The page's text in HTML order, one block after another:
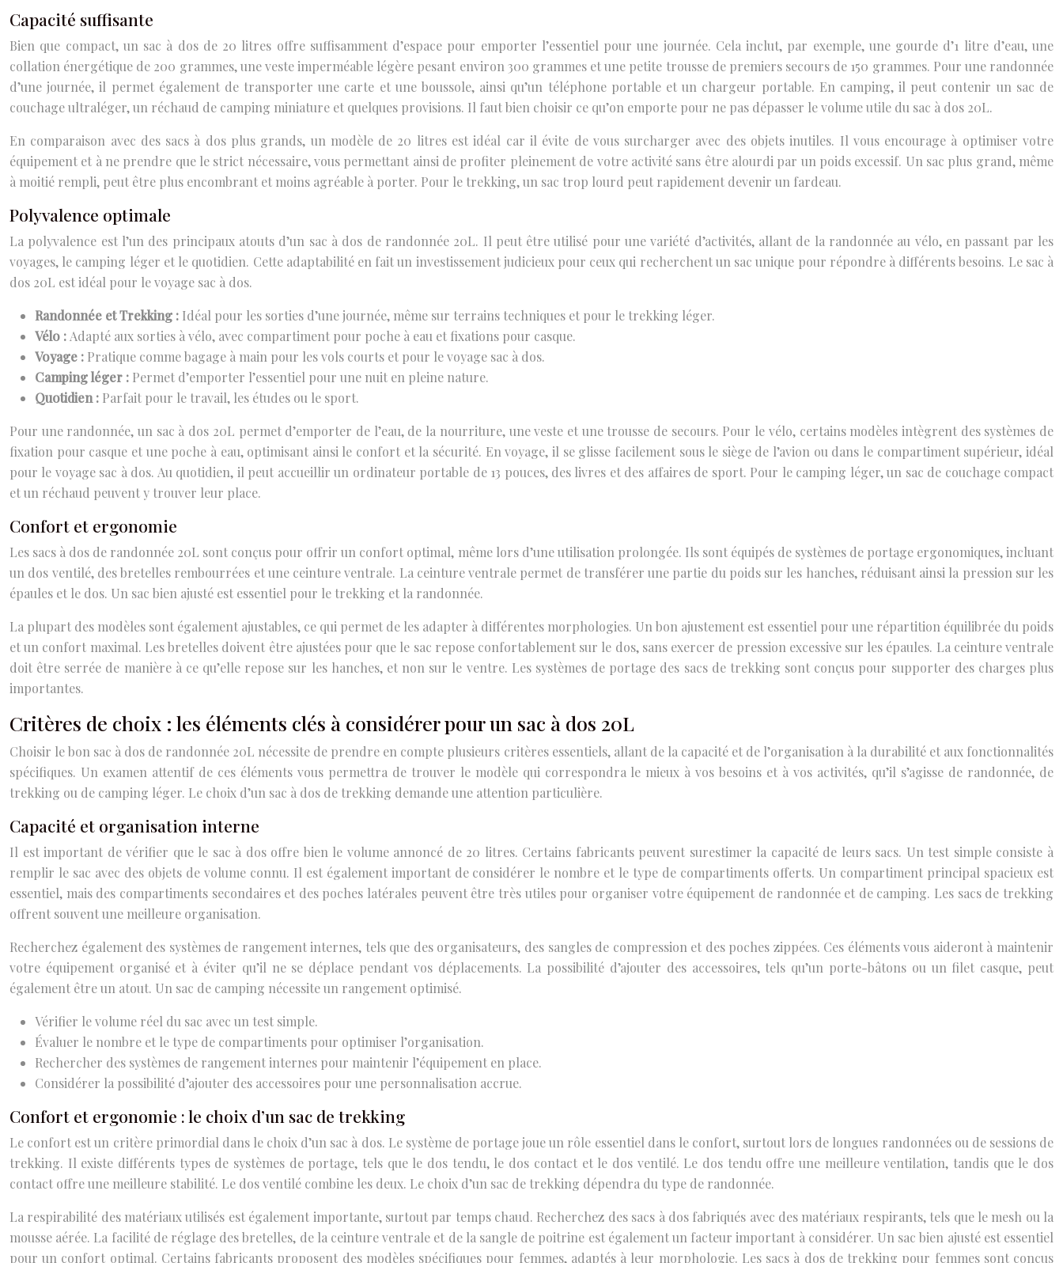
Capacité suffisante
Bien que compact, un sac à dos de 20 litres offre suffisamment d’espace pour emporter l’essentiel pour une journée. Cela inclut, par exemple, une gourde d’1 litre d’eau, une
collation énergétique de 200 grammes, une veste imperméable légère pesant environ 300 grammes et une petite trousse de premiers secours de 150 grammes. Pour une randonnée
d’une journée, il permet également de transporter une carte et une boussole, ainsi qu’un téléphone portable et un chargeur portable. En camping, il peut contenir un sac de
couchage ultraléger, un réchaud de camping miniature et quelques provisions. Il faut bien choisir ce qu’on emporte pour ne pas dépasser le volume utile du sac à dos 20L.
En comparaison avec des sacs à dos plus grands, un modèle de 20 litres est idéal car il évite de vous surcharger avec des objets inutiles. Il vous encourage à optimiser votre
équipement et à ne prendre que le strict nécessaire, vous permettant ainsi de profiter pleinement de votre activité sans être alourdi par un poids excessif. Un sac plus grand, même
à moitié rempli, peut être plus encombrant et moins agréable à porter. Pour le trekking, un sac trop lourd peut rapidement devenir un fardeau.
Polyvalence optimale
La polyvalence est l’un des principaux atouts d’un sac à dos de randonnée 20L. Il peut être utilisé pour une variété d’activités, allant de la randonnée au vélo, en passant par les
voyages, le camping léger et le quotidien. Cette adaptabilité en fait un investissement judicieux pour ceux qui recherchent un sac unique pour répondre à différents besoins. Le sac à
dos 20L est idéal pour le voyage sac à dos.
Randonnée et Trekking : Idéal pour les sorties d’une journée, même sur terrains techniques et pour le trekking léger.
Vélo : Adapté aux sorties à vélo, avec compartiment pour poche à eau et fixations pour casque.
Voyage : Pratique comme bagage à main pour les vols courts et pour le voyage sac à dos.
Camping léger : Permet d’emporter l’essentiel pour une nuit en pleine nature.
Quotidien : Parfait pour le travail, les études ou le sport.
Pour une randonnée, un sac à dos 20L permet d’emporter de l’eau, de la nourriture, une veste et une trousse de secours. Pour le vélo, certains modèles intègrent des systèmes de
fixation pour casque et une poche à eau, optimisant ainsi le confort et la sécurité. En voyage, il se glisse facilement sous le siège de l’avion ou dans le compartiment supérieur, idéal
pour le voyage sac à dos. Au quotidien, il peut accueillir un ordinateur portable de 13 pouces, des livres et des affaires de sport. Pour le camping léger, un sac de couchage compact
et un réchaud peuvent y trouver leur place.
Confort et ergonomie
Les sacs à dos de randonnée 20L sont conçus pour offrir un confort optimal, même lors d’une utilisation prolongée. Ils sont équipés de systèmes de portage ergonomiques, incluant
un dos ventilé, des bretelles rembourrées et une ceinture ventrale. La ceinture ventrale permet de transférer une partie du poids sur les hanches, réduisant ainsi la pression sur les
épaules et le dos. Un sac bien ajusté est essentiel pour le trekking et la randonnée.
La plupart des modèles sont également ajustables, ce qui permet de les adapter à différentes morphologies. Un bon ajustement est essentiel pour une répartition équilibrée du poids
et un confort maximal. Les bretelles doivent être ajustées pour que le sac repose confortablement sur le dos, sans exercer de pression excessive sur les épaules. La ceinture ventrale
doit être serrée de manière à ce qu’elle repose sur les hanches, et non sur le ventre. Les systèmes de portage des sacs de trekking sont conçus pour supporter des charges plus
importantes.
Critères de choix : les éléments clés à considérer pour un sac à dos 20L
Choisir le bon sac à dos de randonnée 20L nécessite de prendre en compte plusieurs critères essentiels, allant de la capacité et de l’organisation à la durabilité et aux fonctionnalités
spécifiques. Un examen attentif de ces éléments vous permettra de trouver le modèle qui correspondra le mieux à vos besoins et à vos activités, qu’il s’agisse de randonnée, de
trekking ou de camping léger. Le choix d’un sac à dos de trekking demande une attention particulière.
Capacité et organisation interne
Il est important de vérifier que le sac à dos offre bien le volume annoncé de 20 litres. Certains fabricants peuvent surestimer la capacité de leurs sacs. Un test simple consiste à
remplir le sac avec des objets de volume connu. Il est également important de considérer le nombre et le type de compartiments offerts. Un compartiment principal spacieux est
essentiel, mais des compartiments secondaires et des poches latérales peuvent être très utiles pour organiser votre équipement de randonnée et de camping. Les sacs de trekking
offrent souvent une meilleure organisation.
Recherchez également des systèmes de rangement internes, tels que des organisateurs, des sangles de compression et des poches zippées. Ces éléments vous aideront à maintenir
votre équipement organisé et à éviter qu’il ne se déplace pendant vos déplacements. La possibilité d’ajouter des accessoires, tels qu’un porte-bâtons ou un filet casque, peut
également être un atout. Un sac de camping nécessite un rangement optimisé.
Vérifier le volume réel du sac avec un test simple.
Évaluer le nombre et le type de compartiments pour optimiser l’organisation.
Rechercher des systèmes de rangement internes pour maintenir l’équipement en place.
Considérer la possibilité d’ajouter des accessoires pour une personnalisation accrue.
Confort et ergonomie : le choix d’un sac de trekking
Le confort est un critère primordial dans le choix d’un sac à dos. Le système de portage joue un rôle essentiel dans le confort, surtout lors de longues randonnées ou de sessions de
trekking. Il existe différents types de systèmes de portage, tels que le dos tendu, le dos contact et le dos ventilé. Le dos tendu offre une meilleure ventilation, tandis que le dos
contact offre une meilleure stabilité. Le dos ventilé combine les deux. Le choix d’un sac de trekking dépendra du type de randonnée.
La respirabilité des matériaux utilisés est également importante, surtout par temps chaud. Recherchez des sacs à dos fabriqués avec des matériaux respirants, tels que le mesh ou la
mousse aérée. La facilité de réglage des bretelles, de la ceinture ventrale et de la sangle de poitrine est également un facteur important à considérer. Un sac bien ajusté est essentiel
pour un confort optimal. Certains fabricants proposent des modèles spécifiques pour femmes, adaptés à leur morphologie. Les sacs à dos de trekking pour femmes sont conçus